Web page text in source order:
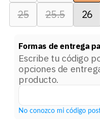
25
25.5 26
Formas de entrega
Escribe tu código
opciones de
producto.
No conozco mi código